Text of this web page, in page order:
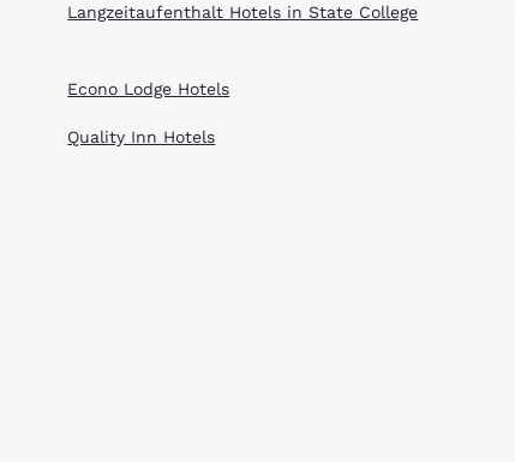
Langzeitaufenthalt Hotels in State College
Econo Lodge Hotels
Quality Inn Hotels